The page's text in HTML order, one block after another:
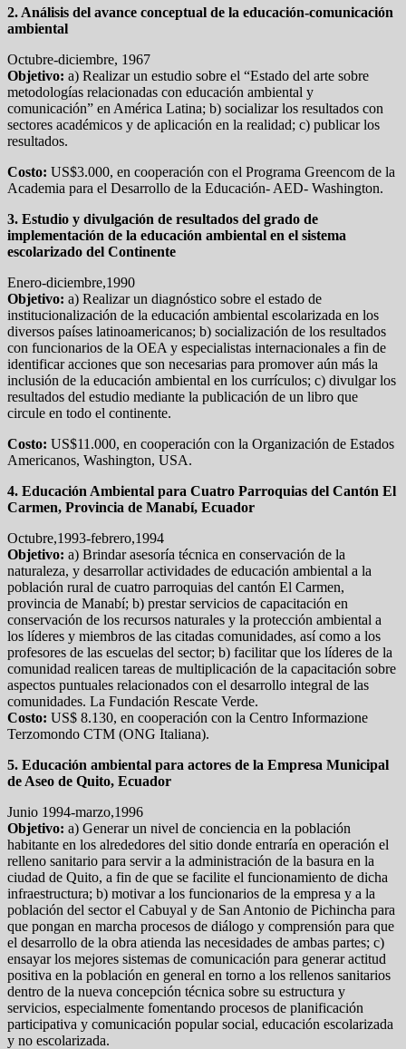
2. Análisis del avance conceptual de la educación-comunicación
ambiental
Octubre-diciembre, 1967
Objetivo: a) Realizar un estudio sobre el “Estado del arte sobre
metodologías relacionadas con educación ambiental y
comunicación” en América Latina; b) socializar los resultados con
sectores académicos y de aplicación en la realidad; c) publicar los
resultados.
Costo: US$3.000, en cooperación con el Programa Greencom de la
Academia para el Desarrollo de la Educación- AED- Washington.
3. Estudio y divulgación de resultados del grado de
implementación de la educación ambiental en el sistema
escolarizado del Continente
Enero-diciembre,1990
Objetivo: a) Realizar un diagnóstico sobre el estado de
institucionalización de la educación ambiental escolarizada en los
diversos países latinoamericanos; b) socialización de los resultados
con funcionarios de la OEA y especialistas internacionales a fin de
identificar acciones que son necesarias para promover aún más la
inclusión de la educación ambiental en los currículos; c) divulgar los
resultados del estudio mediante la publicación de un libro que
circule en todo el continente.
Costo: US$11.000, en cooperación con la Organización de Estados
Americanos, Washington, USA.
4. Educación Ambiental para Cuatro Parroquias del Cantón El
Carmen, Provincia de Manabí, Ecuador
Octubre,1993-febrero,1994
Objetivo: a) Brindar asesoría técnica en conservación de la
naturaleza, y desarrollar actividades de educación ambiental a la
población rural de cuatro parroquias del cantón El Carmen,
provincia de Manabí; b) prestar servicios de capacitación en
conservación de los recursos naturales y la protección ambiental a
los líderes y miembros de las citadas comunidades, así como a los
profesores de las escuelas del sector; b) facilitar que los líderes de la
comunidad realicen tareas de multiplicación de la capacitación sobre
aspectos puntuales relacionados con el desarrollo integral de las
comunidades. La Fundación Rescate Verde.
Costo: US$ 8.130, en cooperación con la Centro Informazione
Terzomondo CTM (ONG Italiana).
5. Educación ambiental para actores de la Empresa Municipal
de Aseo de Quito, Ecuador
Junio 1994-marzo,1996
Objetivo: a) Generar un nivel de conciencia en la población
habitante en los alrededores del sitio donde entraría en operación el
relleno sanitario para servir a la administración de la basura en la
ciudad de Quito, a fin de que se facilite el funcionamiento de dicha
infraestructura; b) motivar a los funcionarios de la empresa y a la
población del sector el Cabuyal y de San Antonio de Pichincha para
que pongan en marcha procesos de diálogo y comprensión para que
el desarrollo de la obra atienda las necesidades de ambas partes; c)
ensayar los mejores sistemas de comunicación para generar actitud
positiva en la población en general en torno a los rellenos sanitarios
dentro de la nueva concepción técnica sobre su estructura y
servicios, especialmente fomentando procesos de planificación
participativa y comunicación popular social, educación escolarizada
y no escolarizada.